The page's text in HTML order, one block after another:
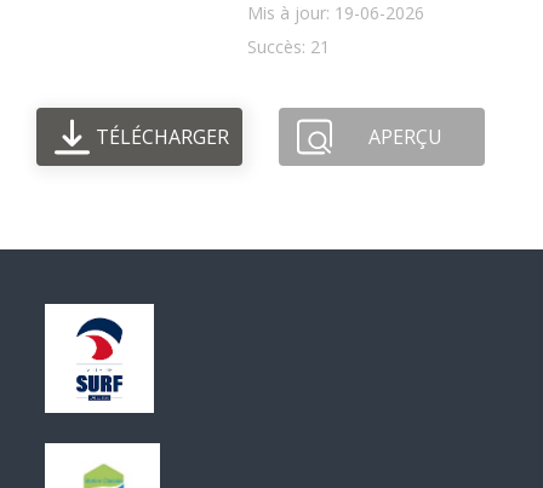
Mis à jour: 19-06-2026
Succès: 21
TÉLÉCHARGER APERÇU